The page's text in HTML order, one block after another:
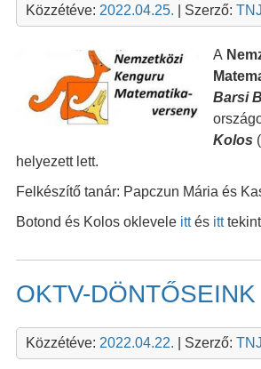
Közzétéve: 2022.04.25. | Szerző: TNJ
A
Barsi
Kolos
helyezett lett.
Felkészítő tanár: Papczun Mária és
Botond és Kolos oklevele ittés itt
OKTV-DÖNTŐSEINK
Közzétéve: 2022.04.22. | Szerző: TNJ